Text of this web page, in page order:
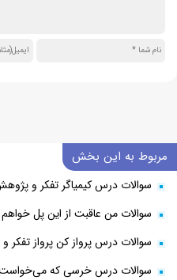
مربوط به این بخش
سوالات درس کیمیاگر تفکر و
سوالات من عاقبت از این پل
سوالات درس پرواز کن پرواز
سوالات درس خرسی که